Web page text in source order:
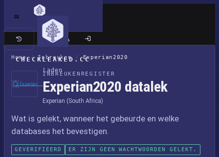
CHECKLEAKED.CC
Laden
Klassieke site
Home / Inbreuken / Experian2020
INBREUKENREGISTER
Experian2020 datalek
Experian (South Africa)
Wat is gelekt, wanneer het gebeurde en welke
databases het bevestigen.
GEVERIFIEERD ER ZIJN GEEN WACHTWOORDEN GELEKT.